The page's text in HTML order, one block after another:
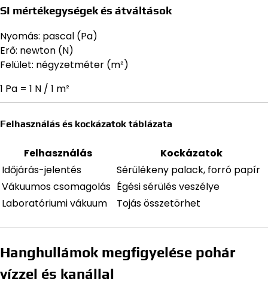
SI mértékegységek és átváltások
Nyomás: pascal (Pa)
Erő: newton (N)
Felület: négyzetméter (m²)
1 Pa = 1 N / 1 m²
Felhasználás és kockázatok táblázata
Felhasználás
Kockázatok
Időjárás-jelentés
Sérülékeny palack, forró papír
Vákuumos csomagolás Égési sérülés veszélye
Laboratóriumi vákuum
Tojás összetörhet
Hanghullámok megfigyelése pohár
vízzel és kanállal